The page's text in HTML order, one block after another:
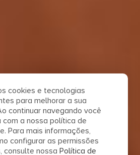
cookies e tecnologias
para melhorar a sua
continuar navegando você
com a nossa política de
Para mais informações,
configurar as permissões
consulte nossa Política de